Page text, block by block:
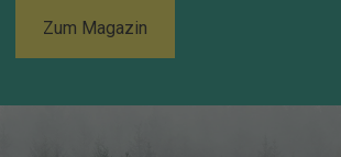
Zum Magazin